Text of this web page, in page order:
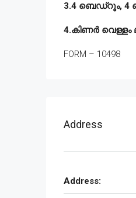
3.4 ബെഡ്‌റൂം, 4
4.കിണർ
FORM – 10498
Address
Address: